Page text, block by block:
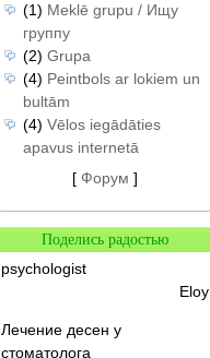
(1) Meklē grupu / Ищу
группу
(2) Grupa
(4) Peintbols ar lokiem un
bultām
(4) Vēlos iegādāties
apavus internetā
[ Форум ]
Поделись радостью
psychologist
Eloy
Лечение десен у
стоматолога